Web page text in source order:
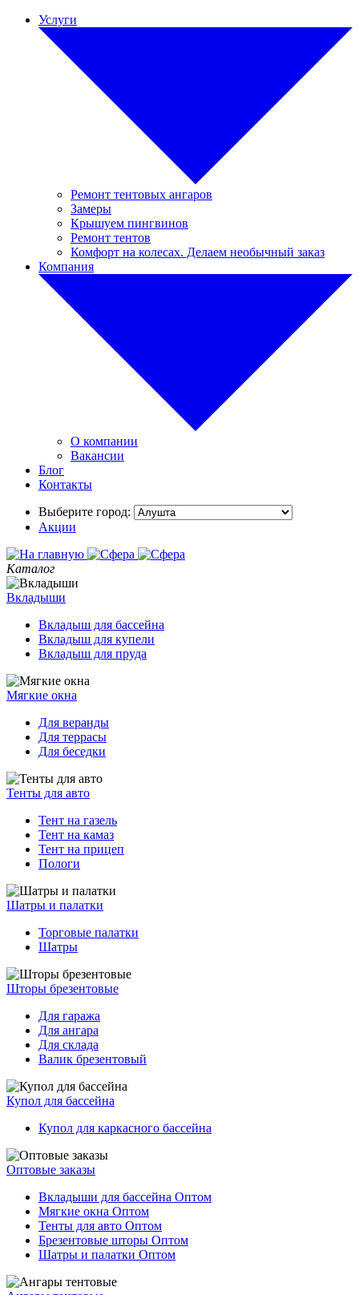
Услуги
Ремонт тентовых ангаров
Замеры
Крышуем пингвинов
Ремонт тентов
Комфорт на колесах. Делаем необычный заказ
Компания
О компании
Вакансии
Блог
Контакты
Выберите город:
Акции
Каталог
Вкладыши
Вкладыш для бассейна
Вкладыш для купели
Вкладыш для пруда
Мягкие окна
Для веранды
Для террасы
Для беседки
Тенты для авто
Тент на газель
Тент на камаз
Тент на прицеп
Пологи
Шатры и палатки
Торговые палатки
Шатры
Шторы брезентовые
Для гаража
Для ангара
Для склада
Валик брезентовый
Купол для бассейна
Купол для каркасного бассейна
Оптовые заказы
Вкладыши для бассейна Оптом
Мягкие окна Оптом
Тенты для авто Оптом
Брезентовые шторы Оптом
Шатры и палатки Оптом